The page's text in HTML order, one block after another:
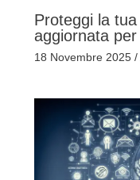
Proteggi la
aggiornata
18 Novembre 2025 /